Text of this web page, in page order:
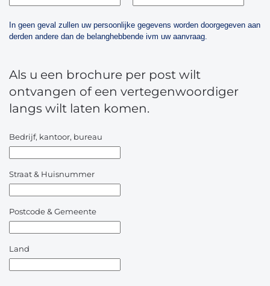
In geen geval zullen uw persoonlijke gegevens worden doorgegeven aan
derden andere dan de belanghebbende ivm uw aanvraag.
Als u een brochure per post wilt
ontvangen of een vertegenwoordiger
langs wilt laten komen.
Bedrijf, kantoor, bureau
Straat & Huisnummer
Postcode & Gemeente
Land